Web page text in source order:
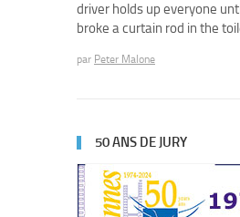
driver holds up everyone
broke a curtain rod in the
par Peter Malone
50 ANS DE JURY